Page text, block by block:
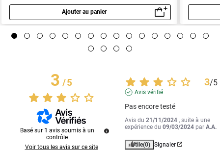
Ajouter au panier
Aperçu rapide
3/5
Basé sur 1 avis soumis à un
contrôle
Voir tous les avis sur ce site
3/5
Avis vérifié
Pas encore testé
Avis du21/11/2024 , suite à une
expérience du09/03/2024 parA.A.
Utile(0) Signaler